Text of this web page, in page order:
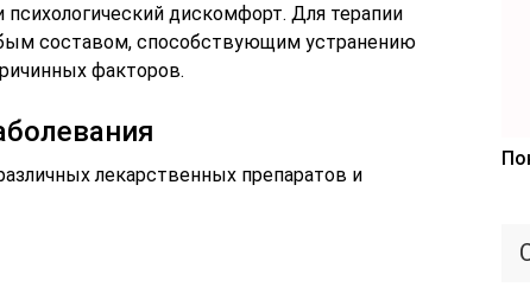
дискомфорт. Для терапии
составом, способствующим устранению
факторов.
лекарственных препаратов и